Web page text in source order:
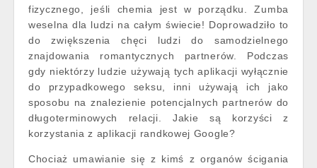
fizycznego, jeśli chemia jest w porządku. Zumba
weselna dla ludzi na całym świecie! Doprowadziło to
do zwiększenia chęci ludzi do samodzielnego
znajdowania romantycznych partnerów. Podczas
gdy niektórzy ludzie używają tych aplikacji wyłącznie
do przypadkowego seksu, inni używają ich jako
sposobu na znalezienie potencjalnych partnerów do
długoterminowych relacji. Jakie są korzyści z
korzystania z aplikacji randkowej Google?
Chociaż umawianie się z kimś z organów ścigania